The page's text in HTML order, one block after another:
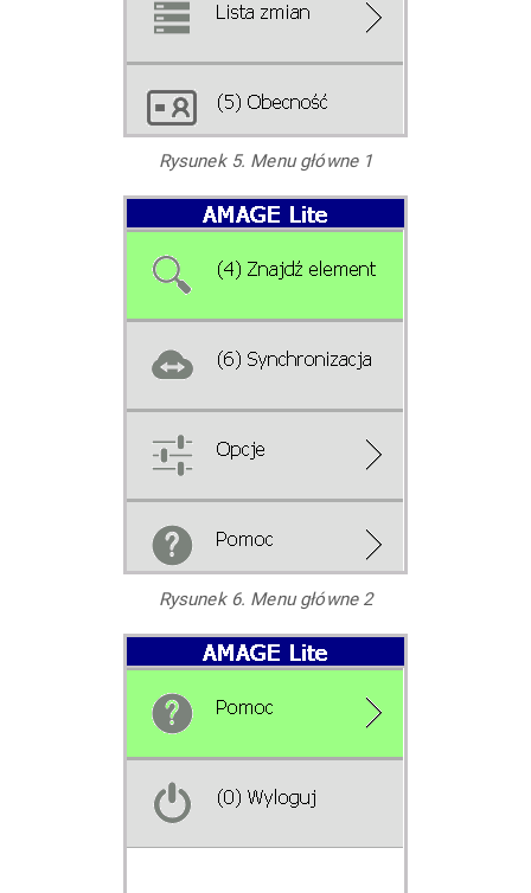
Rysunek 5. Menu główne 1
Rysunek 6. Menu główne 2